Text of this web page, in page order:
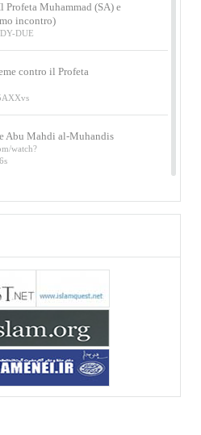
Profeta Muhammad (SA) e
incontro)
DUE
contro il Profeta
Abu Mahdi al-Muhandis
watch?
secondo l’Imam Alì
watch?
sui martiri Qassem
Al-Muhandis
Video del discorso tenuto
in ...